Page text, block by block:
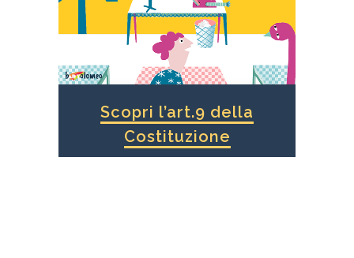
Scopri l’art.9 della
Costituzione